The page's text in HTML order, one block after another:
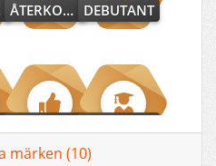
ÅTERKOMST DEBUTANT
märken (10)